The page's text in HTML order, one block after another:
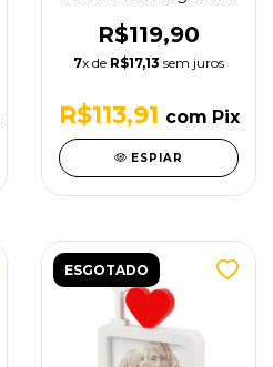
R$119,90
7x de R$17,13 sem juros
R$113,91 com Pix
ESPIAR
ESGOTADO